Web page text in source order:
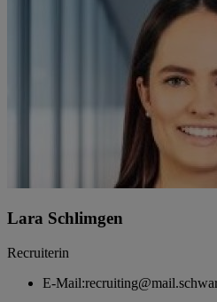
Lara Schlimgen
Recruiterin
E-Mail: